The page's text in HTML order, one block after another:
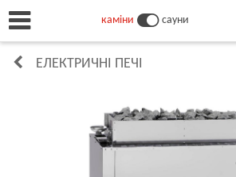
каміни сауни
ЕЛЕКТРИЧНІ ПЕЧІ